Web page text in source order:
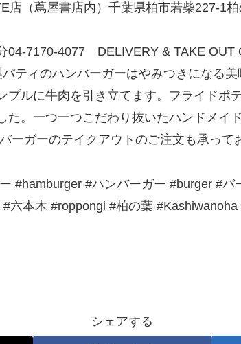
店（蔦屋書店内）千葉県柏市若柴227-1
04-7170-4077 DELIVERY & TAKE OUT
ティのハンバーガーはやみつきになる
プルに牛肉を引き立てます。フライドポ
た。一つ一つこだわり抜いたハンドメイ
ーガーのテイクアウトのご注文も承って
#hamburger #ハンバーガー #burger #バ
六本木 #roppongi #柏の葉
シェアする